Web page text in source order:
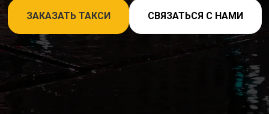
ЗАКАЗАТЬ ТАКСИ СВЯЗАТЬСЯ С НАМИ